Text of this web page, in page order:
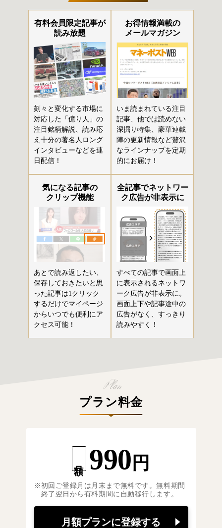
有料会員限定記事が
読み放題
刻々と変化する市場に
対応した「億り人」の
注目銘柄解説、読み応
え十分の著名人ロング
インタビューなどを連
日配信！
お得情報満載の
メールマガジン
いま読まれている注目
記事、他では読めない
深掘り特集、豪華連載
陣の更新情報など贅沢
なラインナップを定期
的にお届け！
気になる記事の
クリップ機能
あとで読み返したい、
保存しておきたいと思
った記事は1クリック
するだけでマイページ
からいつでも便利にア
クセス可能！
全記事でネットワー
ク広告が非表示に
すべての記事で画面上
に表示されるネットワ
ーク広告が非表示に。
画面上下や記事途中の
広告がなく、すっきり
読みやすく！
プラン料金
990 円
初回ご登録月は月末まで無料です。無料期間
終了翌日から有料期間に自動移行します。
月額プランに登録する